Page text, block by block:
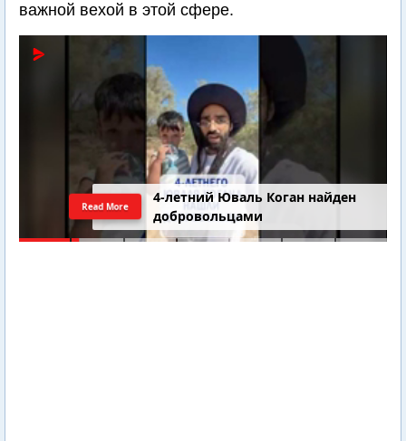
важной вехой в этой сфере.
4-летний Юваль Коган найден
добровольцами
Read More